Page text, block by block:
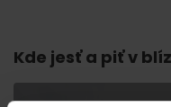
Kde jesť a piť v